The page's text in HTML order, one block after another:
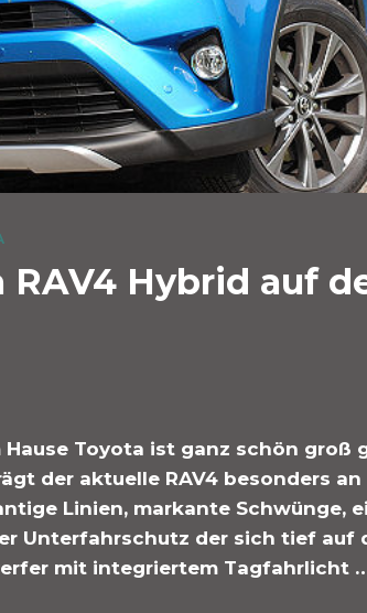
Hybrid auf
Hause Toyota ist ganz schön groß
der aktuelle RAV4 besonders
Linien, markante Schwünge,
Unterfahrschutz der sich tief auf
mit integriertem Tagfahrlicht